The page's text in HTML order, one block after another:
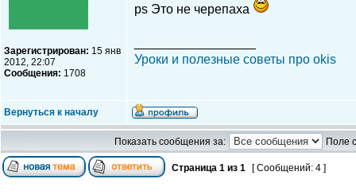
Зарегистрирован: 15 янв
2012, 22:07
Сообщения: 1708
ps Это не черепаха
Уроки и полезные советы про okis
Вернуться к началу
Показать сообщения за: Поле
Страница 1 из 1 [ Сообщений: 4 ]